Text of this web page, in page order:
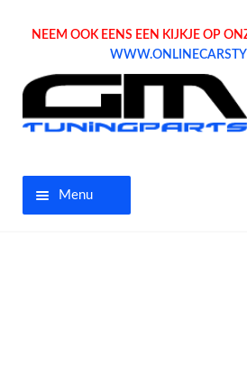
NEEM OOK EENS EEN KIJKJE OP
Menu